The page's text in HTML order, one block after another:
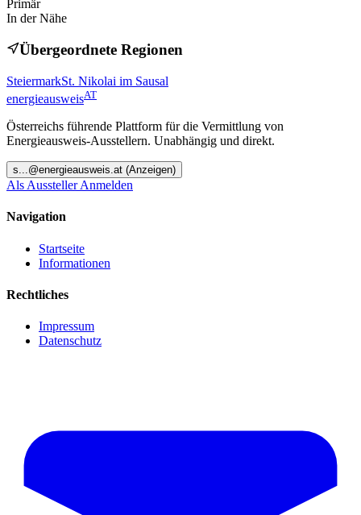
Primär
In der Nähe
Übergeordnete Regionen
SteiermarkSt. Nikolai im Sausal
energieausweisAT
Österreichs führende Plattform für die Vermittlung von
Energieausweis-Ausstellern. Unabhängig und direkt.
s...@energieausweis.at (Anzeigen)
Als Aussteller Anmelden
Navigation
Startseite
Informationen
Rechtliches
Impressum
Datenschutz